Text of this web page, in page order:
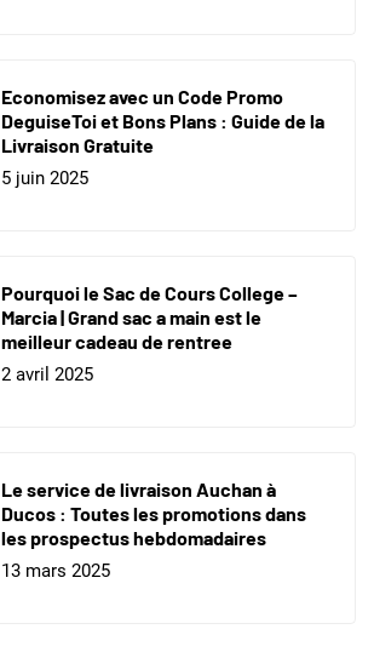
Economisez avec un Code Promo
DeguiseToi et Bons Plans : Guide de la
Livraison Gratuite
5 juin 2025
Pourquoi le Sac de Cours College –
Marcia | Grand sac a main est le
meilleur cadeau de rentree
2 avril 2025
Le service de livraison Auchan à
Ducos : Toutes les promotions dans
les prospectus hebdomadaires
13 mars 2025